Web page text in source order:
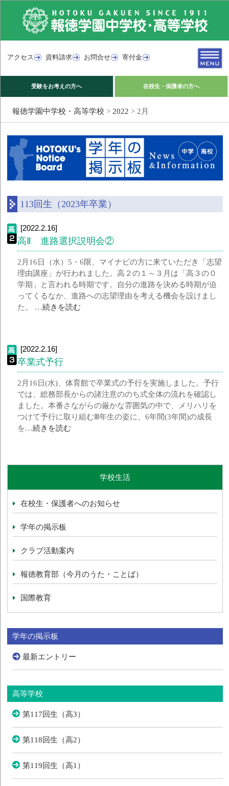
アクセス 資料請求 お問合せ 寄付金
受験をお考えの方へ 在校生・保護者の方へ
報徳学園中学校・高等学校 > 2022 > 2月
113回生（2023年卒業）
[2022.2.16]
高Ⅱ 進路選択説明会②
2月16日（水）5・6限、マイナビの方に来ていただき「志望
理由講座」が行われました。高２の１～３月は「高３の０
学期」と言われる時期です。自分の進路を決める時期が迫
ってくるなか、進路への志望理由を考える機会を設けまし
た。 …続きを読む
[2022.2.16]
卒業式予行
2月16日(水)、体育館で卒業式の予行を実施しました。予行
では、総務部長からの諸注意ののち式全体の流れを確認し
ました。本番さながらの厳かな雰囲気の中で、メリハリを
つけて予行に取り組むⅢ年生の姿に、6年間(3年間)の成長
を…続きを読む
学校生活
在校生・保護者へのお知らせ
学年の掲示板
クラブ活動案内
報徳教育部（今月のうた・ことば）
国際教育
学年の掲示板
最新エントリー
高等学校
第117回生（高3）
第118回生（高2）
第119回生（高1）